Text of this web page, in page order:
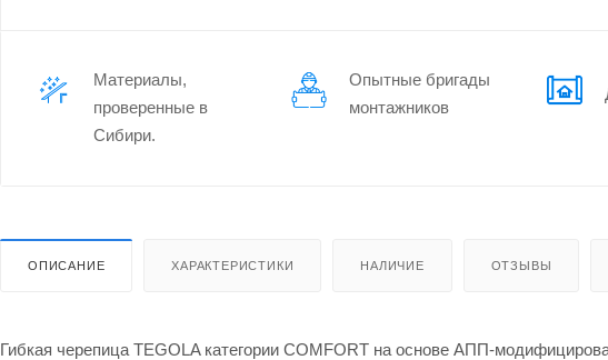
Материалы,
проверенные в
Сибири.
Опытные бригады
монтажников
ОПИСАНИЕ ХАРАКТЕРИСТИКИ НАЛИЧИЕ ОТЗЫВЫ
Гибкая черепица TEGOLA категории COMFORT на основе АПП-